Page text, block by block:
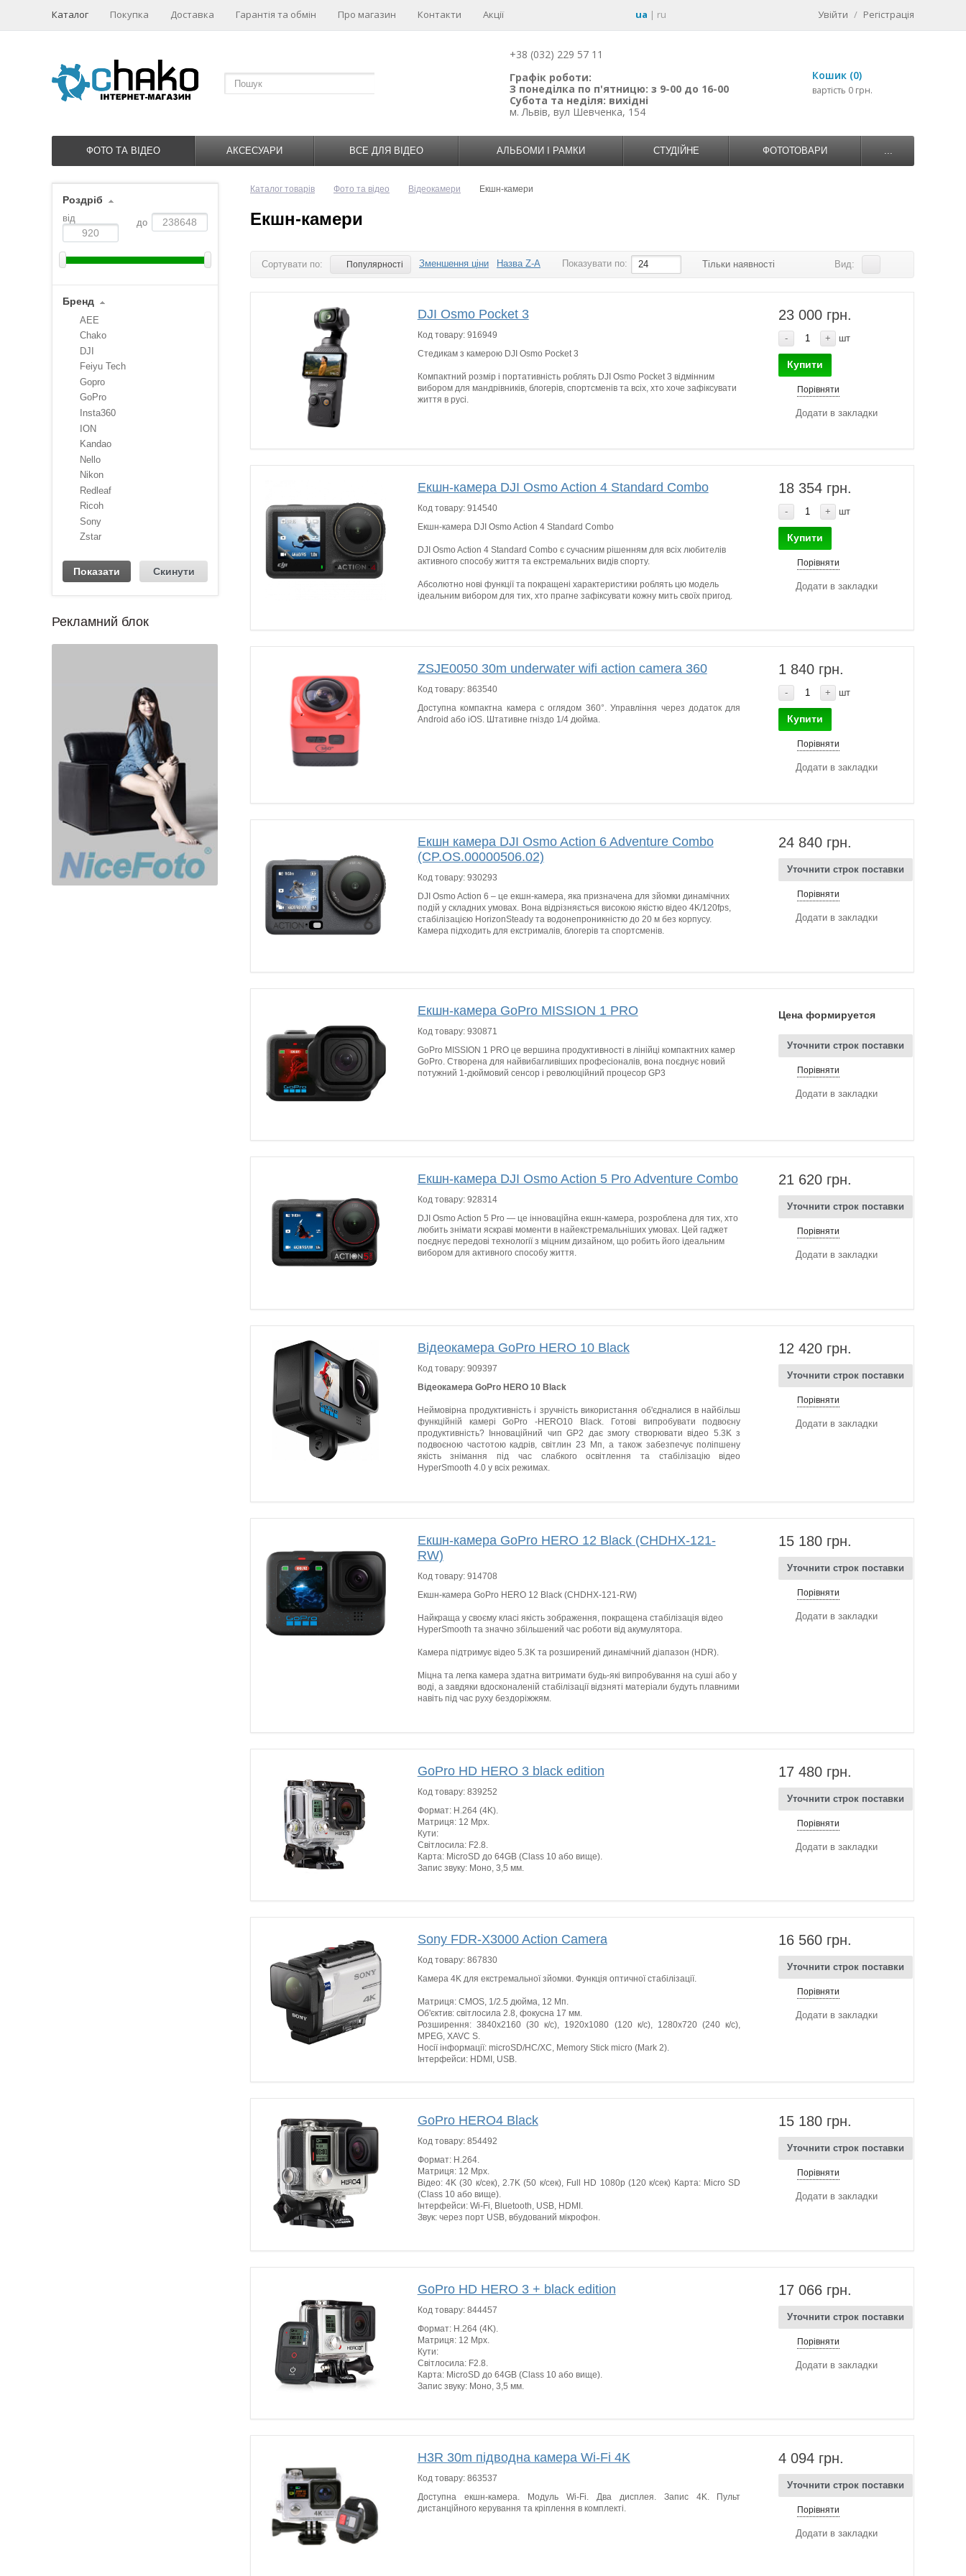
Каталог Покупка Доставка Гарантія та обмін Про магазин Контакти Акції ua | ru Увійти / Регістрація
+38 (032) 229 57 11
Графік роботи:
З понеділка по п'ятницю: з 9-00 до 16-00
Субота та неділя: вихідні
м. Львів, вул Шевченка, 154
Кошик (0)
вартість 0 грн.
ФОТО ТА ВІДЕО АКСЕСУАРИ ВСЕ ДЛЯ ВІДЕО АЛЬБОМИ І РАМКИ СТУДІЙНЕ ФОТОТОВАРИ ...
Роздріб
від до
Бренд
AEE
Chako
DJI
Feiyu Tech
Gopro
GoPro
Insta360
ION
Kandao
Nello
Nikon
Redleaf
Ricoh
Sony
Zstar
1 2 3 4
Рекламний блок
Каталог товарів Фото та відео Відеокамери Екшн-камери
Екшн-камери
Сортувати по: Популярності Зменшення ціни Назва Z-A Показувати по: 24 Тільки наявності Вид:
DJI Osmo Pocket 3
Код товару: 916949
Cтедикам з камерою DJI Osmo Pocket 3
Компактний розмір і портативність роблять DJI Osmo Pocket 3 відмінним
вибором для мандрівників, блогерів, спортсменів та всіх, хто хоче зафіксувати
життя в русі.
23 000 грн.
- + шт
Купити
Порівняти
Додати в закладки
Екшн-камера DJI Osmo Action 4 Standard Combo
Код товару: 914540
Екшн-камера DJI Osmo Action 4 Standard Combo
DJI Osmo Action 4 Standard Combo є сучасним рішенням для всіх любителів
активного способу життя та екстремальних видів спорту.
Абсолютно нові функції та покращені характеристики роблять цю модель
ідеальним вибором для тих, хто прагне зафіксувати кожну мить своїх пригод.
18 354 грн.
- + шт
Купити
Порівняти
Додати в закладки
ZSJE0050 30m underwater wifi action camera 360
Код товару: 863540
Доступна компактна камера c оглядом 360°. Управління через додаток для
Android або iOS. Штативне гніздо 1/4 дюйма.
1 840 грн.
- + шт
Купити
Порівняти
Додати в закладки
Екшн камера DJI Osmo Action 6 Adventure Combo
(CP.OS.00000506.02)
Код товару: 930293
DJI Osmo Action 6 – це екшн-камера, яка призначена для зйомки динамічних
подій у складних умовах. Вона відрізняється високою якістю відео 4K/120fps,
стабілізацією HorizonSteady та водонепроникністю до 20 м без корпусу.
Камера підходить для екстрималів, блогерів та спортсменів.
24 840 грн.
Уточнити строк поставки
Порівняти
Додати в закладки
Екшн-камера GoPro MISSION 1 PRO
Код товару: 930871
GoPro MISSION 1 PRO це вершина продуктивності в лінійці компактних камер
GoPro. Створена для найвибагливіших професіоналів, вона поєднує новий
потужний 1-дюймовий сенсор і революційний процесор GP3
Цена формируется
Уточнити строк поставки
Порівняти
Додати в закладки
Екшн-камера DJI Osmo Action 5 Pro Adventure Combo
Код товару: 928314
DJI Osmo Action 5 Pro — це інноваційна екшн-камера, розроблена для тих, хто
любить знімати яскраві моменти в найекстремальніших умовах. Цей гаджет
поєднує передові технології з міцним дизайном, що робить його ідеальним
вибором для активного способу життя.
21 620 грн.
Уточнити строк поставки
Порівняти
Додати в закладки
Відеокамера GoPro HERO 10 Black
Код товару: 909397
Відеокамера GoPro HERO 10 Black
Неймовірна продуктивність і зручність використання об'єдналися в найбільш
функційній камері GoPro -HERO10 Black. Готові випробувати подвоєну
продуктивність? Інноваційний чип GP2 дає змогу створювати відео 5.3K з
подвоєною частотою кадрів, світлин 23 Мп, а також забезпечує поліпшену
якість знімання під час слабкого освітлення та стабілізацію відео
HyperSmooth 4.0 у всіх режимах.
12 420 грн.
Уточнити строк поставки
Порівняти
Додати в закладки
Екшн-камера GoPro HERO 12 Black (CHDHX-121-
RW)
Код товару: 914708
Екшн-камера GoPro HERO 12 Black (CHDHX-121-RW)
Найкраща у своєму класі якість зображення, покращена стабілізація відео
HyperSmooth та значно збільшений час роботи від акумулятора.
Камера підтримує відео 5.3K та розширений динамічний діапазон (HDR).
Міцна та легка камера здатна витримати будь-які випробування на суші або у
воді, а завдяки вдосконаленій стабілізації відзняті матеріали будуть плавними
навіть під час руху бездоріжжям.
15 180 грн.
Уточнити строк поставки
Порівняти
Додати в закладки
GoPro HD HERO 3 black edition
Код товару: 839252
Формат: H.264 (4K).
Матриця: 12 Mpx.
Кути:
Світлосила: F2.8.
Карта: MicroSD до 64GB (Class 10 або вище).
Запис звуку: Моно, 3,5 мм.
17 480 грн.
Уточнити строк поставки
Порівняти
Додати в закладки
Sony FDR-X3000 Action Camera
Код товару: 867830
Камера 4K для екстремальної зйомки. Функція оптичної стабілізації.
Матриця: CMOS, 1/2.5 дюйма, 12 Мп.
Об'єктив: світлосила 2.8, фокусна 17 мм.
Розширення: 3840x2160 (30 к/с), 1920x1080 (120 к/с), 1280x720 (240 к/с),
MPEG, XAVC S.
Носії інформації: microSD/HC/XC, Memory Stick micro (Mark 2).
Інтерфейси: HDMI, USB.
16 560 грн.
Уточнити строк поставки
Порівняти
Додати в закладки
GoPro HERO4 Black
Код товару: 854492
Формат: H.264.
Матриця: 12 Mpx.
Відео: 4K (30 к/сек), 2.7K (50 к/сек), Full HD 1080p (120 к/сек) Карта: Micro SD
(Class 10 або вище).
Інтерфейси: Wi-Fi, Bluetooth, USB, HDMI.
Звук: через порт USB, вбудований мікрофон.
15 180 грн.
Уточнити строк поставки
Порівняти
Додати в закладки
GoPro HD HERO 3 + black edition
Код товару: 844457
Формат: H.264 (4K).
Матриця: 12 Mpx.
Кути:
Світлосила: F2.8.
Карта: MicroSD до 64GB (Class 10 або вище).
Запис звуку: Моно, 3,5 мм.
17 066 грн.
Уточнити строк поставки
Порівняти
Додати в закладки
H3R 30m підводна камера Wi-Fi 4K
Код товару: 863537
Доступна екшн-камера. Модуль Wi-Fi. Два дисплея. Запис 4K. Пульт
дистанційного керування та кріплення в комплекті.
4 094 грн.
Уточнити строк поставки
Порівняти
Додати в закладки